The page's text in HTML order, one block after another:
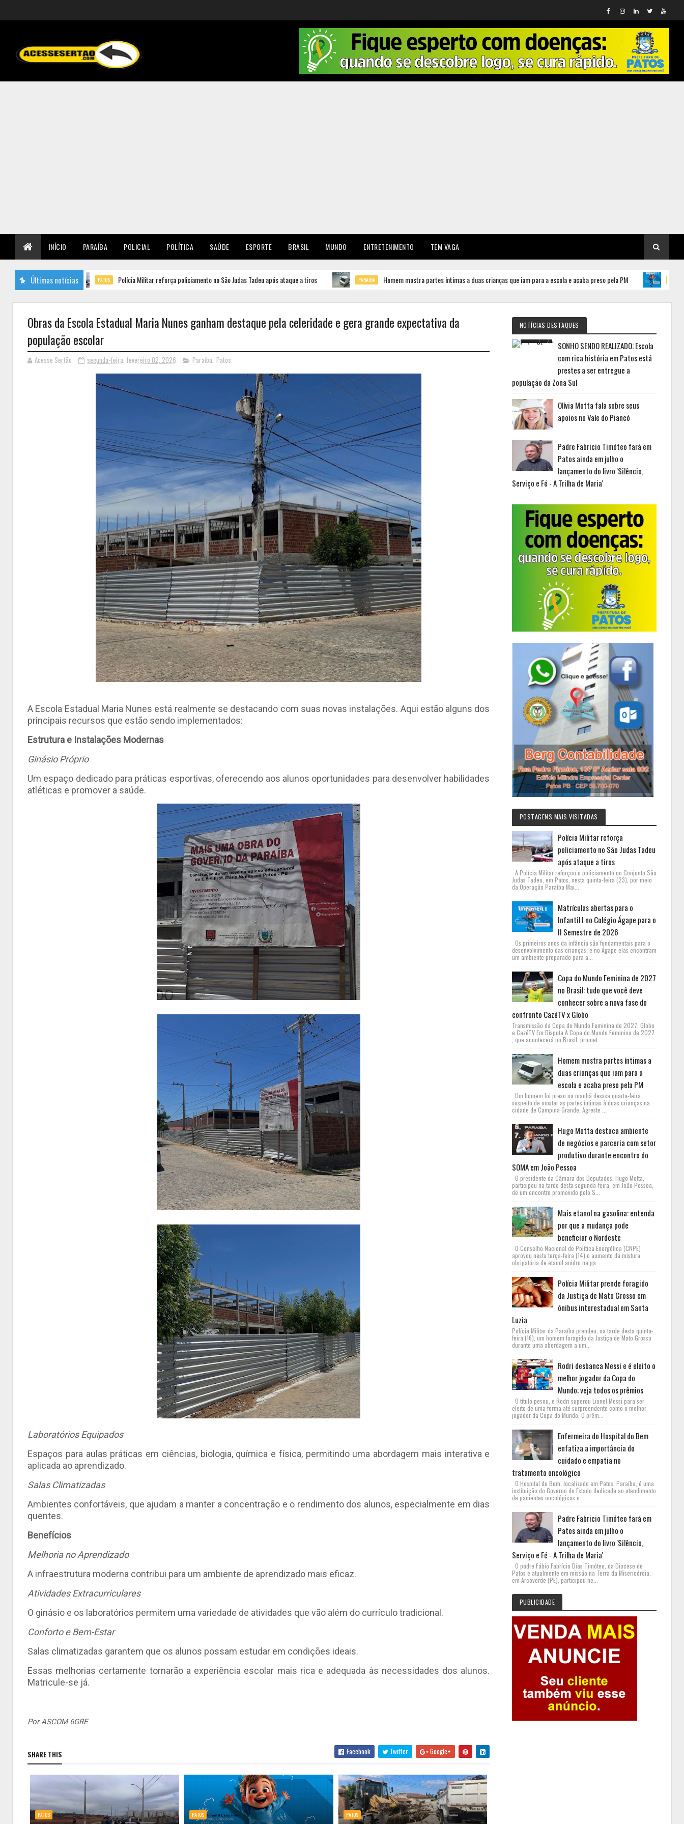
INÍCIO PARAÍBA POLICIAL POLÍTICA SAÚDE ESPORTE BRASIL MUNDO ENTRETENIMENTO TEM VAGA
Últimas notícias
PATOS Polícia Militar reforça policiamento no São Judas Tadeu após ataque a tiros PARAÍBA Homem mostra partes íntimas a duas crianças que iam para a escola e acaba preso pela PM PATOS
Obras da Escola Estadual Maria Nunes ganham destaque pela celeridade e gera grande expectativa da
população escolar
Acesse Sertão segunda-feira, fevereiro 02, 2026 Paraíba, Patos
A Escola Estadual Maria Nunes está realmente se destacando com suas novas instalações. Aqui estão alguns dos
principais recursos que estão sendo implementados:
Estrutura e Instalações Modernas
Ginásio Próprio
Um espaço dedicado para práticas esportivas, oferecendo aos alunos oportunidades para desenvolver habilidades
atléticas e promover a saúde.
Laboratórios Equipados
Espaços para aulas práticas em ciências, biologia, química e física, permitindo uma abordagem mais interativa e
aplicada ao aprendizado.
Salas Climatizadas
Ambientes confortáveis, que ajudam a manter a concentração e o rendimento dos alunos, especialmente em dias
quentes.
Benefícios
Melhoria no Aprendizado
A infraestrutura moderna contribui para um ambiente de aprendizado mais eficaz.
Atividades Extracurriculares
O ginásio e os laboratórios permitem uma variedade de atividades que vão além do currículo tradicional.
Conforto e Bem-Estar
Salas climatizadas garantem que os alunos possam estudar em condições ideais.
Essas melhorias certamente tornarão a experiência escolar mais rica e adequada às necessidades dos alunos.
Matricule-se já.
Por ASCOM 6GRE
SHARE THIS Facebook Twitter Google+
PATOS PATOS PATOS
NOTÍCIAS DESTAQUES
SONHO SENDO REALIZADO; Escola
com rica história em Patos está
prestes a ser entregue a
população da Zona Sul
Olívia Motta fala sobre seus
apoios no Vale do Piancó
Padre Fabricio Timóteo fará em
Patos ainda em julho o
lançamento do livro 'Silêncio,
Serviço e Fé - A Trilha de Maria'
POSTAGENS MAIS VISITADAS
Polícia Militar reforça
policiamento no São Judas Tadeu
após ataque a tiros
A Polícia Militar reforçou o policiamento no Conjunto São
Judas Tadeu, em Patos, nesta quinta-feira (23), por meio
da Operação Paraíba Mai...
Matrículas abertas para o
Infantil I no Colégio Ágape para o
II Semestre de 2026
Os primeiros anos da infância são fundamentais para o
desenvolvimento das crianças, e no Ágape elas encontram
um ambiente preparado para a...
Copa do Mundo Feminina de 2027
no Brasil: tudo que você deve
conhecer sobre a nova fase do
confronto CazéTV x Globo
Transmissão da Copa do Mundo Feminina de 2027: Globo
e CazéTV Em Disputa A Copa do Mundo Feminina de 2027
, que acontecerá no Brasil, promet...
Homem mostra partes íntimas a
duas crianças que iam para a
escola e acaba preso pela PM
Um homem foi preso na manhã desssa quarta-feira
suspeito de mostar as partes íntimas à duas crianças na
cidade de Campina Grande, Agreste ...
Hugo Motta destaca ambiente
de negócios e parceria com setor
produtivo durante encontro do
SOMA em João Pessoa
O presidente da Câmara dos Deputados, Hugo Motta,
participou na tarde desta segunda-feira, em João Pessoa,
de um encontro promovido pelo S...
Mais etanol na gasolina: entenda
por que a mudança pode
beneficiar o Nordeste
O Conselho Nacional de Política Energética (CNPE)
aprovou nesta terça-feira (14) o aumento da mistura
obrigatória de etanol anidro na ga...
Polícia Militar prende foragido
da Justiça de Mato Grosso em
ônibus interestadual em Santa
Luzia
Polícia Militar da Paraíba prendeu, na tarde desta quinta-
feira (16), um homem foragido da Justiça de Mato Grosso
durante uma abordagem a um...
Rodri desbanca Messi e é eleito o
melhor jogador da Copa do
Mundo; veja todos os prêmios
O título pesou, e Rodri superou Lionel Messi para ser
eleito de uma forma até surpreendente como o melhor
jogador da Copa do Mundo. O prêm...
Enfermeira do Hospital do Bem
enfatiza a importância do
cuidado e empatia no
tratamento oncológico
O Hospital do Bem, localizado em Patos, Paraíba, é uma
instituição do Governo do Estado dedicada ao atendimento
de pacientes oncológicos n...
Padre Fabricio Timóteo fará em
Patos ainda em julho o
lançamento do livro 'Silêncio,
Serviço e Fé - A Trilha de Maria'
O padre Fábio Fabrício Dias Timóteo, da Diocese de
Patos e atualmente em missão na Terra da Misericórdia,
em Arcoverde (PE), participou ne...
PUBLICIDADE